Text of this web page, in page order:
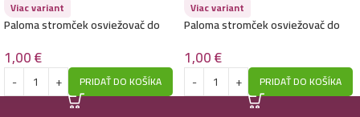
Viac variant
Paloma stromček osviežovač do
1,00€
PRIDAŤ DO KOŠÍKA
Viac variant
Paloma stromček osviežovač do
1,00€
PRIDAŤ DO KOŠÍKA